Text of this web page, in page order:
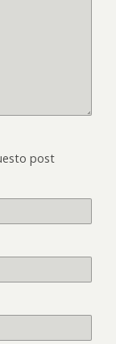
post